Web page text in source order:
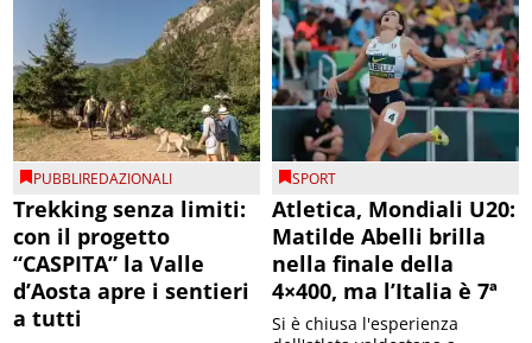
PUBBLIREDAZIONALI
Trekking senza limiti:
con il progetto
“CASPITA” la Valle
d’Aosta apre i sentieri
a tutti
SPORT
Atletica, Mondiali U20:
Matilde Abelli brilla
nella finale della
4×400, ma l’Italia è 7ª
Si è chiusa l'esperienza